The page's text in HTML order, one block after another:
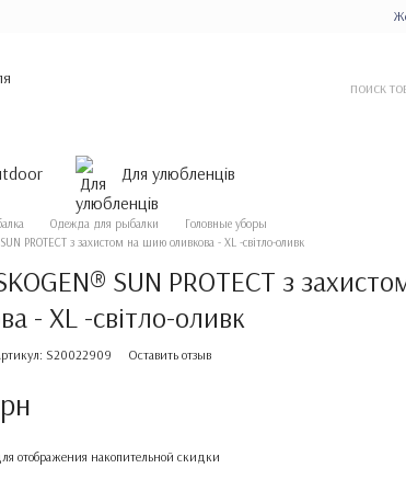
Для улюбленців
Одежда для рыбалки
Головные уборы
PROTECT з захистом на шию оливкова - XL -світло-оливк
SUN PROTECT з
- XL -світло-оливк
S20022909 Оставить отзыв
отображения накопительной скидки